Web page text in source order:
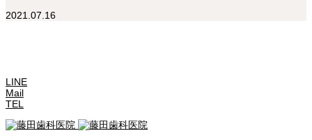
2021.07.16
LINE
Mail
TEL